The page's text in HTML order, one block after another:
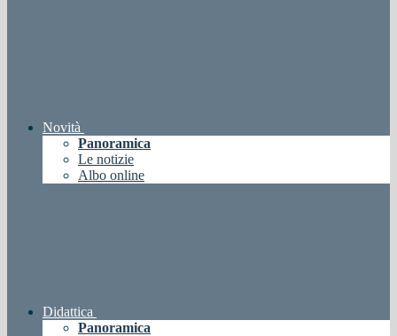
Novità
Panoramica
Le notizie
Albo online
Didattica
Panoramica